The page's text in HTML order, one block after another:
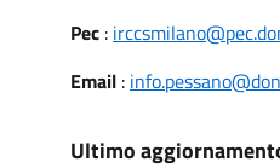
Pec:
Email:
Ultimo